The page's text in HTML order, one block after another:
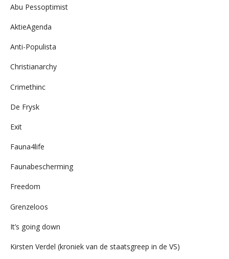
Abu Pessoptimist
AktieAgenda
Anti-Populista
Christianarchy
Crimethinc
De Frysk
Exit
Fauna4life
Faunabescherming
Freedom
Grenzeloos
It’s going down
Kirsten Verdel (kroniek van de staatsgreep in de VS)